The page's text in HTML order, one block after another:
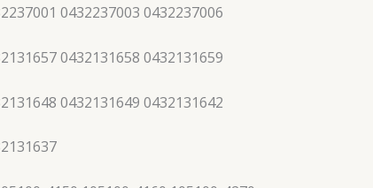
0432237003 0432237006
0432131658 0432131659
0432131649 0432131642